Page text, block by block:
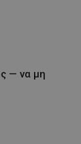
— να μη